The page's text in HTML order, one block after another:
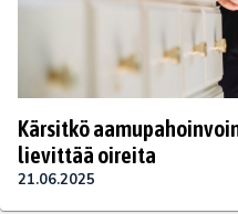
Kärsitkö
lievittää oireita
21.06.2025